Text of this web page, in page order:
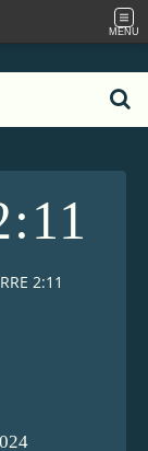
MENU
2:11